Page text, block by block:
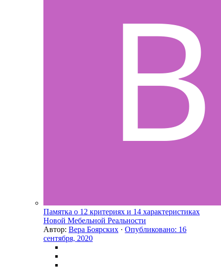
Памятка о 12 критериях и 14 характеристиках
Новой Мебельной Реальности
Автор: Вера Боярских · Опубликовано: 16
сентября, 2020